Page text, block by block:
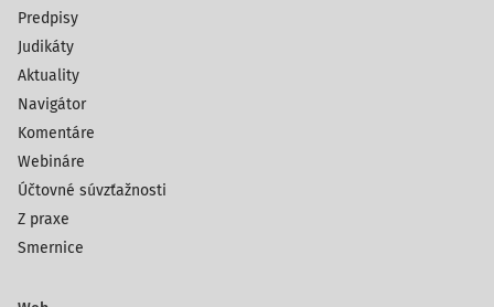
Predpisy
Judikáty
Aktuality
Navigátor
Komentáre
Webináre
Účtovné súvzťažnosti
Z praxe
Smernice